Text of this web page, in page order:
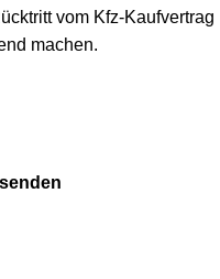
vom Kfz-Kaufvertrag